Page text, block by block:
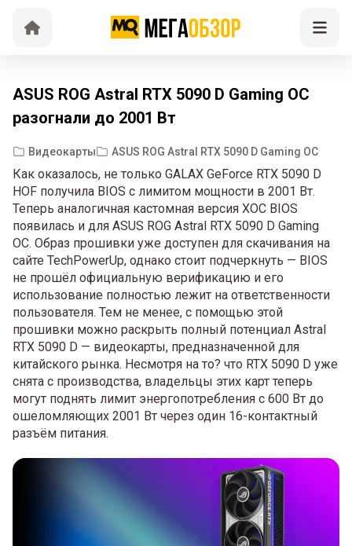
ASUS ROG Astral RTX 5090 D Gaming OC
разогнали до 2001 Вт
Видеокарты ASUS ROG Astral RTX 5090 D Gaming OC
Как оказалось, не только GALAX GeForce RTX 5090 D
HOF получила BIOS с лимитом мощности в 2001 Вт.
Теперь аналогичная кастомная версия XOC BIOS
появилась и для ASUS ROG Astral RTX 5090 D Gaming
OC. Образ прошивки уже доступен для скачивания на
сайте TechPowerUp, однако стоит подчеркнуть — BIOS
не прошёл официальную верификацию и его
использование полностью лежит на ответственности
пользователя. Тем не менее, с помощью этой
прошивки можно раскрыть полный потенциал Astral
RTX 5090 D — видеокарты, предназначенной для
китайского рынка. Несмотря на то? что RTX 5090 D уже
снята с производства, владельцы этих карт теперь
могут поднять лимит энергопотребления с 600 Вт до
ошеломляющих 2001 Вт через один 16-контактный
разъём питания.